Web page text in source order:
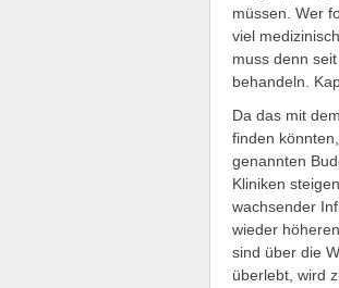
müssen. Wer
viel
muss denn
behandeln.
Da das mit
finden
genannten
Kliniken
wachsender
wieder
sind über die
überlebt, wird